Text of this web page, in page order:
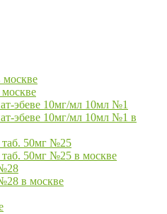
москве
эбеве 10мг/мл 10мл №1
эбеве 10мг/мл 10мл №1 в
50мг №25
50мг №25 в москве
в москве